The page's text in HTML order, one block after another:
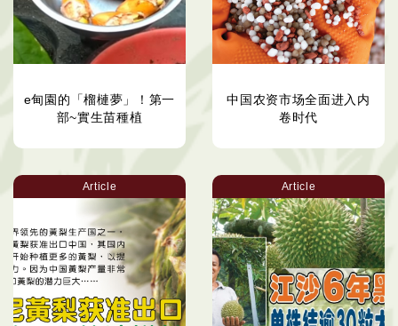
e甸園的「榴槤夢」！第一
部~實生苗種植
中国农资市场全面进入内
卷时代
Article Article